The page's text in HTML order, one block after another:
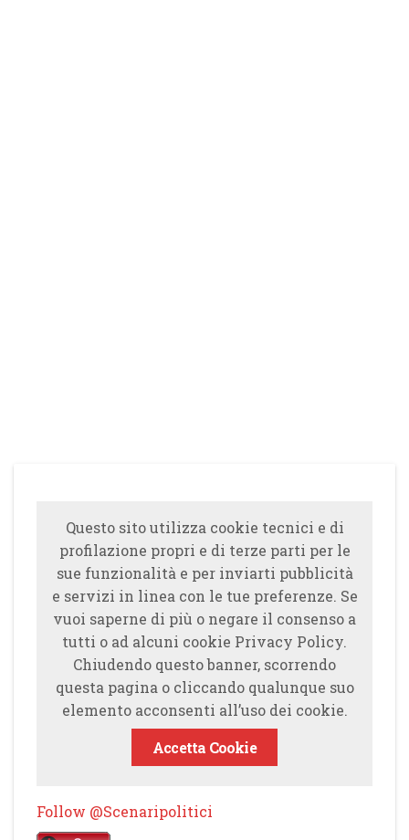
Questo sito utilizza cookie tecnici e di
profilazione propri e di terze parti per le
sue funzionalità e per inviarti pubblicità
e servizi in linea con le tue preferenze. Se
vuoi saperne di più o negare il consenso a
tutti o ad alcuni cookie Privacy Policy.
Chiudendo questo banner, scorrendo
questa pagina o cliccando qualunque suo
elemento acconsenti all’uso dei cookie.
Accetta Cookie
Follow @Scenaripolitici